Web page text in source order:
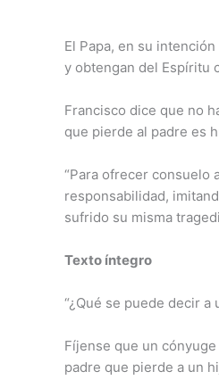
El Papa, en su
y obtengan del Espíritu
Francisco dice que no
que pierde al padre es
“Para ofrecer consuelo
responsabilidad,
sufrido su misma
Texto íntegro
“¿Qué se puede decir
Fíjense que un
padre que pierde a un